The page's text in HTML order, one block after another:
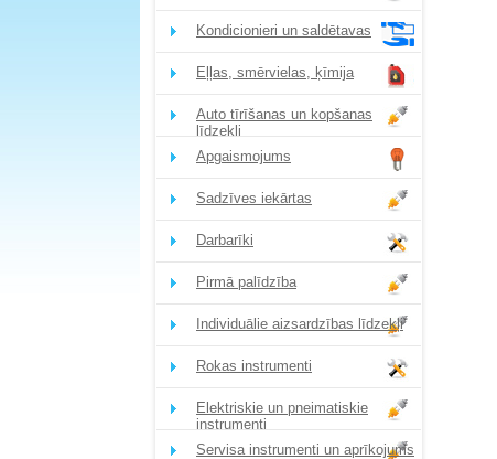
Kondicionieri un saldētavas
Eļļas, smērvielas, ķīmija
Auto tīrīšanas un kopšanas
līdzekļi
Apgaismojums
Sadzīves iekārtas
Darbarīki
Pirmā palīdzība
Individuālie aizsardzības līdzekļi
Rokas instrumenti
Elektriskie un pneimatiskie
instrumenti
Servisa instrumenti un aprīkojums